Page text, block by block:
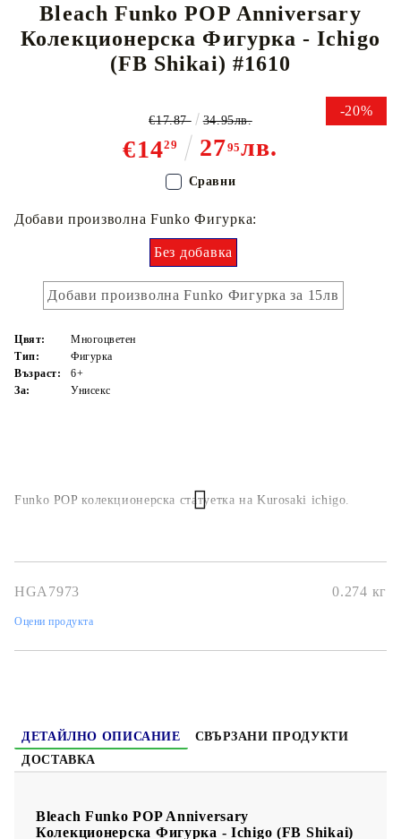
Bleach Funko POP Anniversary
Колекционерска Фигурка - Ichigo
(FB Shikai) #1610
-20%
€1429 2795лв.
€17.87 34.95лв.
Funko POP колекционерска статуетка на Kurosaki ichigo.
Добави произволна Funko Фигурка:
Без добавка
Добави произволна Funko Фигурка за 15лв
Цвят:
Многоцветен
Тип:
Фигурка
Възраст:
6+
За:
Унисекс
HGA7973 0.274 кг
Оцени продукта
Сравни
ДЕТАЙЛНО ОПИСАНИЕ
СВЪРЗАНИ ПРОДУКТИ
ДОСТАВКА
Bleach Funko POP Anniversary
Колекционерска Фигурка - Ichigo (FB Shikai)